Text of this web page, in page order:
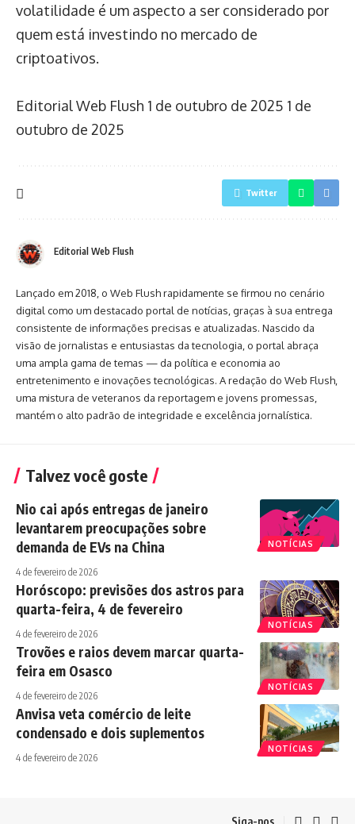
volatilidade é um aspecto a ser considerado por
quem está investindo no mercado de
criptoativos.
Editorial Web Flush 1 de outubro de 2025 1 de
outubro de 2025
Twitter
Editorial Web Flush
Lançado em 2018, o Web Flush rapidamente se firmou no cenário
digital como um destacado portal de notícias, graças à sua entrega
consistente de informações precisas e atualizadas. Nascido da
visão de jornalistas e entusiastas da tecnologia, o portal abraça
uma ampla gama de temas — da política e economia ao
entretenimento e inovações tecnológicas. A redação do Web Flush,
uma mistura de veteranos da reportagem e jovens promessas,
mantém o alto padrão de integridade e excelência jornalística.
Talvez você goste
NOTÍCIAS
Nio cai após entregas de janeiro
levantarem preocupações sobre
demanda de EVs na China
4 de fevereiro de 2026
NOTÍCIAS
Horóscopo: previsões dos astros para
quarta-feira, 4 de fevereiro
4 de fevereiro de 2026
NOTÍCIAS
Trovões e raios devem marcar quarta-
feira em Osasco
4 de fevereiro de 2026
NOTÍCIAS
Anvisa veta comércio de leite
condensado e dois suplementos
4 de fevereiro de 2026
Siga-nos